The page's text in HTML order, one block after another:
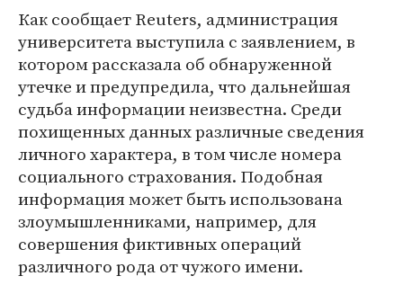
Как сообщает Reuters, администрация
университета выступила с заявлением, в
котором рассказала об обнаруженной
утечке и предупредила, что дальнейшая
судьба информации неизвестна. Среди
похищенных данных различные сведения
личного характера, в том числе номера
социального страхования. Подобная
информация может быть использована
злоумышленниками, например, для
совершения фиктивных операций
различного рода от чужого имени.